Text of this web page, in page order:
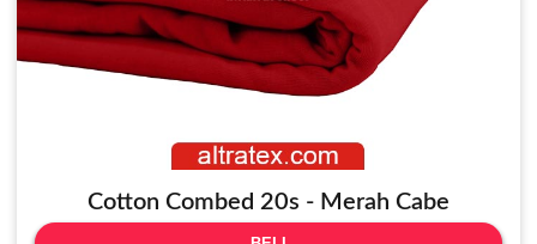
Cotton Combed 20s - Merah Cabe